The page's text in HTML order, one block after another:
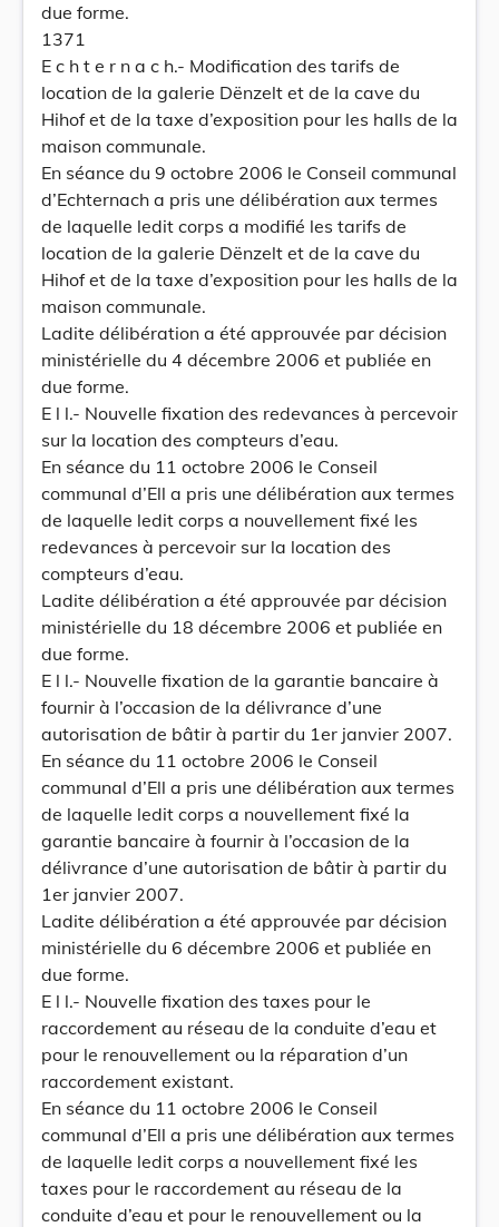
due forme.
1371
E c h t e r n a c h.- Modification des tarifs de
location de la galerie Dënzelt et de la cave du
Hihof et de la taxe d’exposition pour les halls de la
maison communale.
En séance du 9 octobre 2006 le Conseil communal
d’Echternach a pris une délibération aux termes
de laquelle ledit corps a modifié les tarifs de
location de la galerie Dënzelt et de la cave du
Hihof et de la taxe d’exposition pour les halls de la
maison communale.
Ladite délibération a été approuvée par décision
ministérielle du 4 décembre 2006 et publiée en
due forme.
E l l.- Nouvelle fixation des redevances à percevoir
sur la location des compteurs d’eau.
En séance du 11 octobre 2006 le Conseil
communal d’Ell a pris une délibération aux termes
de laquelle ledit corps a nouvellement fixé les
redevances à percevoir sur la location des
compteurs d’eau.
Ladite délibération a été approuvée par décision
ministérielle du 18 décembre 2006 et publiée en
due forme.
E l l.- Nouvelle fixation de la garantie bancaire à
fournir à l’occasion de la délivrance d’une
autorisation de bâtir à partir du 1er janvier 2007.
En séance du 11 octobre 2006 le Conseil
communal d’Ell a pris une délibération aux termes
de laquelle ledit corps a nouvellement fixé la
garantie bancaire à fournir à l’occasion de la
délivrance d’une autorisation de bâtir à partir du
1er janvier 2007.
Ladite délibération a été approuvée par décision
ministérielle du 6 décembre 2006 et publiée en
due forme.
E l l.- Nouvelle fixation des taxes pour le
raccordement au réseau de la conduite d’eau et
pour le renouvellement ou la réparation d’un
raccordement existant.
En séance du 11 octobre 2006 le Conseil
communal d’Ell a pris une délibération aux termes
de laquelle ledit corps a nouvellement fixé les
taxes pour le raccordement au réseau de la
conduite d’eau et pour le renouvellement ou la